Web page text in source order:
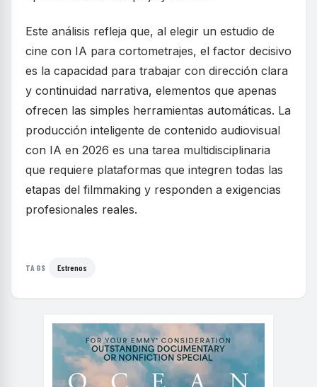
Este análisis refleja que, al elegir un estudio de
cine con IA para cortometrajes, el factor decisivo
es la capacidad para trabajar con dirección clara
y continuidad narrativa, elementos que apenas
ofrecen las simples herramientas automáticas. La
producción inteligente de contenido audiovisual
con IA en 2026 es una tarea multidisciplinaria
que requiere plataformas que integren todas las
etapas del filmmaking y responden a exigencias
profesionales reales.
TAGS Estrenos